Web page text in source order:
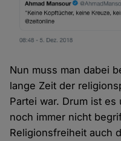
Nun muss man dabei
lange Zeit der
Partei war. Drum ist
noch immer nicht
Religionsfreiheit auch